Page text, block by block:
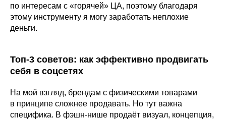
по интересам с «горячей» ЦА, поэтому благодаря
этому инструменту я могу заработать неплохие
деньги.
Топ-3 советов: как эффективно продвигать
себя в соцсетях
На мой взгляд, брендам с физическими товарами
в принципе сложнее продавать. Но тут важна
специфика. В фэшн-нише продаёт визуал, концепция,